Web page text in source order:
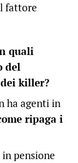
fattore
quali
del
killer?
ha agenti in
ripaga i
pensione